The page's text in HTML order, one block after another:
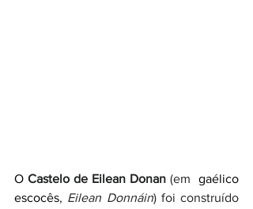
O Castelo de Eilean Donan (em gaélico
escocês, Eilean Donnáin) foi construído